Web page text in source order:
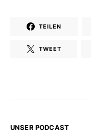
TEILEN
TWEET
UNSER PODCAST